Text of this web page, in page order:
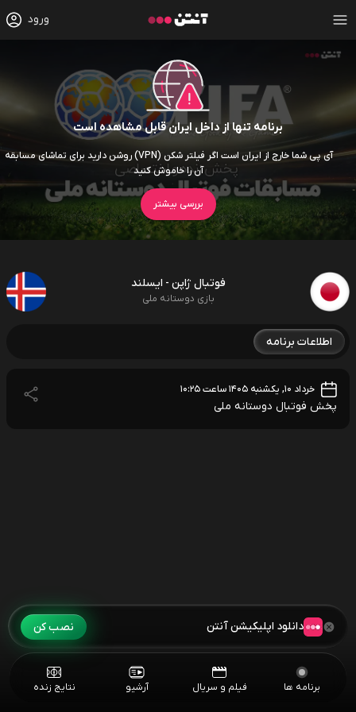
ورود
برنامه تنها از داخل ایران قابل مشاهده است
آی پی شما خارج از ایران است اگر فیلتر شکن (VPN) روشن دارید برای تماشای مسابقه
آن را خاموش کنید
بررسی بیشتر
فوتبال ژاپن - ایسلند
بازی دوستانه ملی
اطلاعات برنامه
خرداد ۱۰, یکشنبه ۱۴۰۵ ساعت ۱۰:۲۵
پخش فوتبال دوستانه ملی
برنامه ها فیلم و سریال آرشیو نتایج زنده
دانلود اپلیکیشن آنتن نصب کن